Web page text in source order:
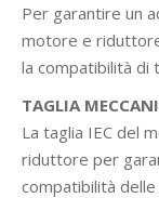
Per garantire un
motore e
la compatibilità di
TAGLIA
La taglia IEC del
riduttore per
compatibilità